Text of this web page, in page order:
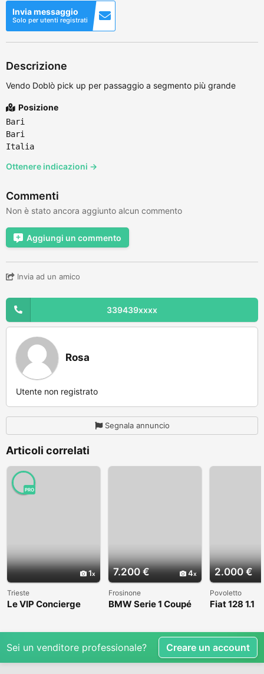
Invia messaggio
Solo per utenti registrati
Descrizione
Vendo Doblò pick up per passaggio a segmento più grande
Posizione
Bari
Bari
Italia
Ottenere indicazioni →
Commenti
Non è stato ancora aggiunto alcun commento
Aggiungi un commento
Invia ad un amico
339439xxxx
Rosa
Utente non registrato
Segnala annuncio
Articoli correlati
1
PRO
Trieste
Le VIP Concierge
7.200 € 4
Frosinone
BMW Serie 1 Coupé
2.000 €
Povoletto
Fiat 128 1.1
Sei un venditore professionale? Creare un account